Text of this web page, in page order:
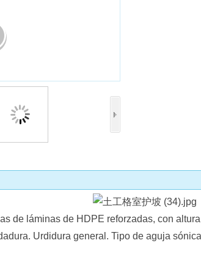
de láminas de HDPE reforzadas, con
Urdidura general. Tipo de aguja